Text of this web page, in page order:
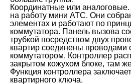
Координатные или
на работу мини АТС. Они
элементах и работают по
коммутатора. Панель вызова
трубкой посредством двух
квартир соединены проводами
коммутатором. Контроллер
закрытом кожухом блоке, там
Функция контроллера
квартирного ключа.